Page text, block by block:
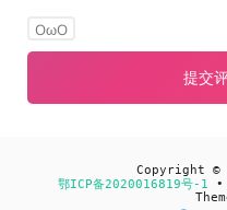
OωO
Copyright ©
鄂ICP备2020016819号-1 •